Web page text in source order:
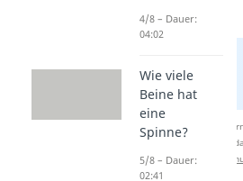
Nach Beantwortung
zu verbessern. Mehr
4/8 – Dauer:
04:02
Wie viele
Beine hat
eine
Spinne?
5/8 – Dauer:
02:41